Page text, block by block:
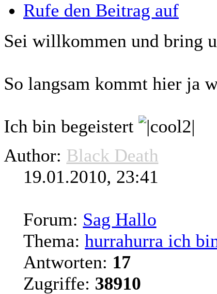
Rufe den Beitrag auf
Sei willkommen und bring
So langsam kommt hier ja
Ich bin begeistert
Author: Black Death
19.01.2010, 23:41
Forum: Sag Hallo
Thema: hurrahurra ich
Antworten: 17
Zugriffe: 38910